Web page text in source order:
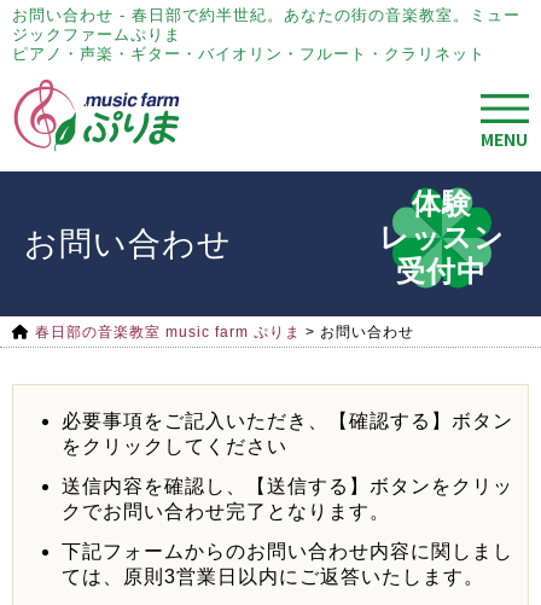
お問い合わせ - 春日部で約半世紀。あなたの街の音楽教室。ミュー
ジックファームぷりま
ピアノ・声楽・ギター・バイオリン・フルート・クラリネット
MENU
お問い合わせ
春日部の音楽教室 music farm ぷりま > お問い合わせ
必要事項をご記入いただき、【確認する】ボタン
をクリックしてください
送信内容を確認し、【送信する】ボタンをクリッ
クでお問い合わせ完了となります。
下記フォームからのお問い合わせ内容に関しまし
ては、原則3営業日以内にご返答いたします。
体験
レッスン
受付中